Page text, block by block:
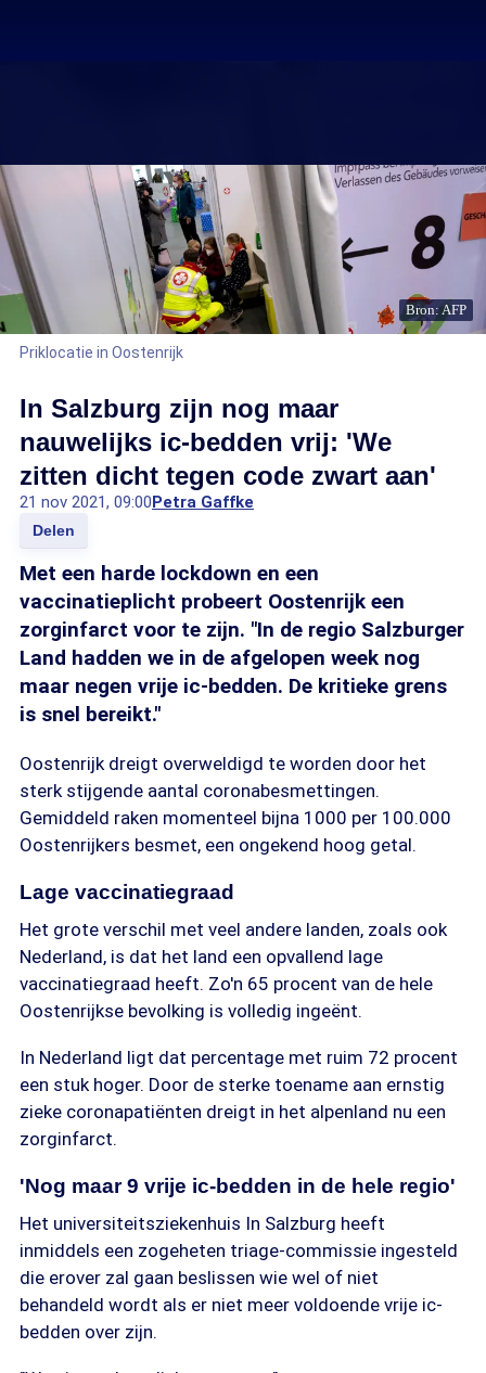
Bron: AFP
Priklocatie in Oostenrijk
In Salzburg zijn nog maar
nauwelijks ic-bedden vrij: 'We
zitten dicht tegen code zwart aan'
21 nov 2021, 09:00Petra Gaffke
Delen
Met een harde lockdown en een
vaccinatieplicht probeert Oostenrijk een
zorginfarct voor te zijn. "In de regio Salzburger
Land hadden we in de afgelopen week nog
maar negen vrije ic-bedden. De kritieke grens
is snel bereikt."
Oostenrijk dreigt overweldigd te worden door het
sterk stijgende aantal coronabesmettingen.
Gemiddeld raken momenteel bijna 1000 per 100.000
Oostenrijkers besmet, een ongekend hoog getal.
Lage vaccinatiegraad
Het grote verschil met veel andere landen, zoals ook
Nederland, is dat het land een opvallend lage
vaccinatiegraad heeft. Zo'n 65 procent van de hele
Oostenrijkse bevolking is volledig ingeënt.
In Nederland ligt dat percentage met ruim 72 procent
een stuk hoger. Door de sterke toename aan ernstig
zieke coronapatiënten dreigt in het alpenland nu een
zorginfarct.
'Nog maar 9 vrije ic-bedden in de hele regio'
Het universiteitsziekenhuis In Salzburg heeft
inmiddels een zogeheten triage-commissie ingesteld
die erover zal gaan beslissen wie wel of niet
behandeld wordt als er niet meer voldoende vrije ic-
bedden over zijn.